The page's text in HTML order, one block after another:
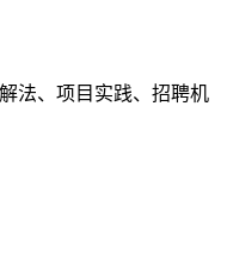
法、项目实践、招聘机